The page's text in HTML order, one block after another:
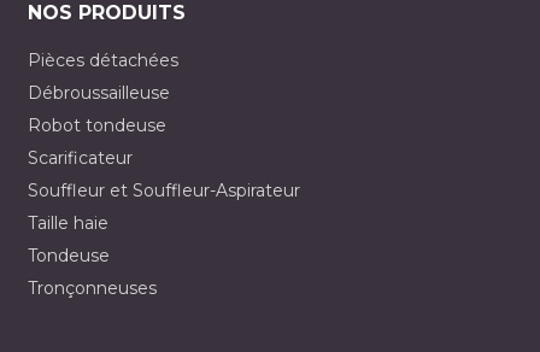
NOS PRODUITS
Pièces détachées
Débroussailleuse
Robot tondeuse
Scarificateur
Souffleur et Souffleur-Aspirateur
Taille haie
Tondeuse
Tronçonneuses